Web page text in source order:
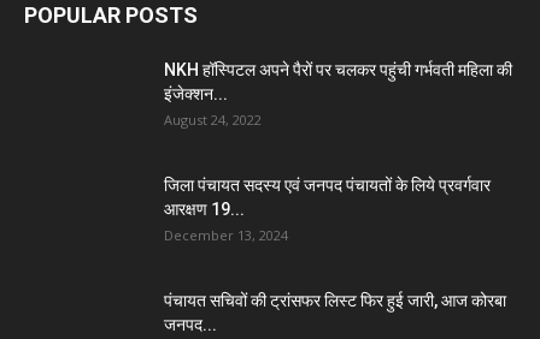
POPULAR POSTS
NKH हॉस्पिटल अपने पैरों पर चलकर पहुंची गर्भवती महिला की
इंजेक्शन...
August 24, 2022
जिला पंचायत सदस्य एवं जनपद पंचायतों के लिये प्रवर्गवार
आरक्षण 19...
December 13, 2024
पंचायत सचिवों की ट्रांसफर लिस्ट फिर हुई जारी, आज कोरबा
जनपद...